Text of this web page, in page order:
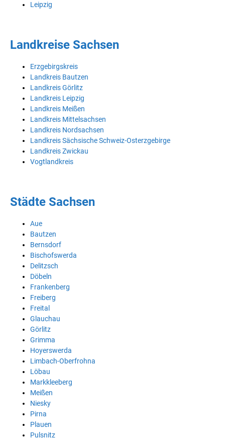
Leipzig
Landkreise Sachsen
Erzgebirgskreis
Landkreis Bautzen
Landkreis Görlitz
Landkreis Leipzig
Landkreis Meißen
Landkreis Mittelsachsen
Landkreis Nordsachsen
Landkreis Sächsische Schweiz-Osterzgebirge
Landkreis Zwickau
Vogtlandkreis
Städte Sachsen
Aue
Bautzen
Bernsdorf
Bischofswerda
Delitzsch
Döbeln
Frankenberg
Freiberg
Freital
Glauchau
Görlitz
Grimma
Hoyerswerda
Limbach-Oberfrohna
Löbau
Markkleeberg
Meißen
Niesky
Pirna
Plauen
Pulsnitz